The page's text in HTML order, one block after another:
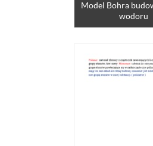
Model Bohra
wodoru